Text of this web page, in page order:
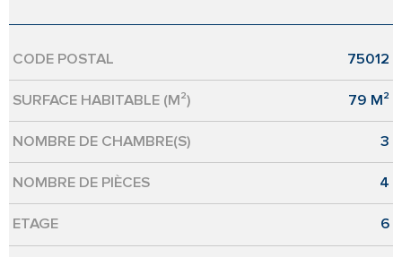
Caractérisque Valeurs
CODE POSTAL 75012
SURFACE HABITABLE (M²) 79 M²
NOMBRE DE CHAMBRE(S) 3
NOMBRE DE PIÈCES 4
ETAGE 6